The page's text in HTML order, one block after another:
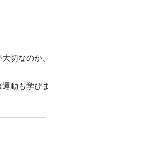
切なのか、
動も学びま